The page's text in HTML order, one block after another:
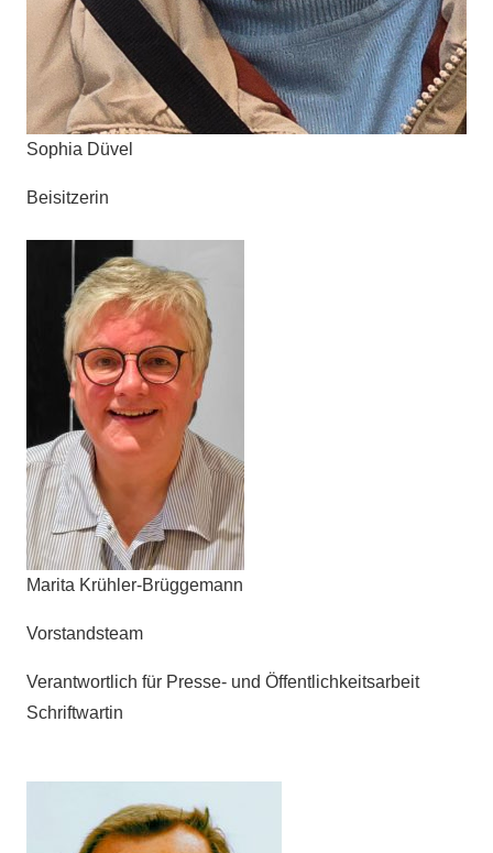
Sophia Düvel
Beisitzerin
Marita Krühler-Brüggemann
Vorstandsteam
Verantwortlich für Presse- und Öffentlichkeitsarbeit
Schriftwartin